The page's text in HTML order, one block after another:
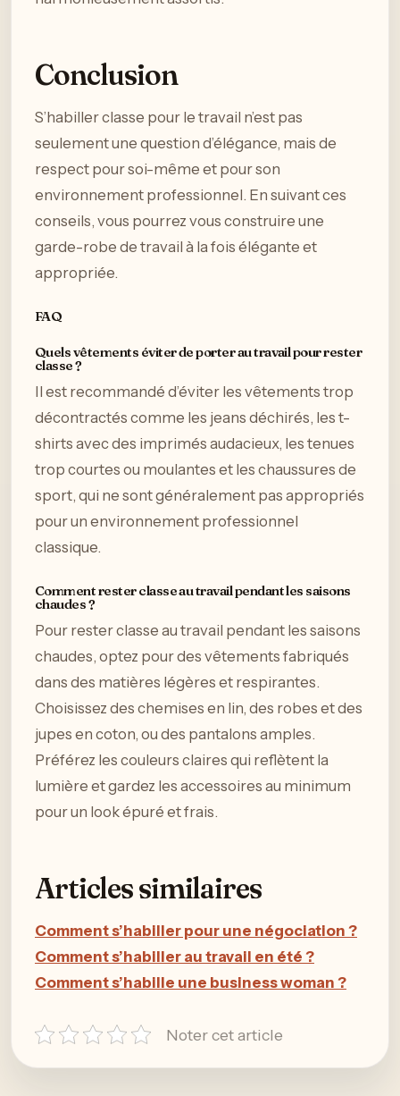
Conclusion
S’habiller classe pour le travail n’est pas
seulement une question d’élégance, mais de
respect pour soi-même et pour son
environnement professionnel. En suivant ces
conseils, vous pourrez vous construire une
garde-robe de travail à la fois élégante et
appropriée.
FAQ
Quels vêtements éviter de porter au travail pour rester
classe ?
Il est recommandé d’éviter les vêtements trop
décontractés comme les jeans déchirés, les t-
shirts avec des imprimés audacieux, les tenues
trop courtes ou moulantes et les chaussures de
sport, qui ne sont généralement pas appropriés
pour un environnement professionnel
classique.
Comment rester classe au travail pendant les saisons
chaudes ?
Pour rester classe au travail pendant les saisons
chaudes, optez pour des vêtements fabriqués
dans des matières légères et respirantes.
Choisissez des chemises en lin, des robes et des
jupes en coton, ou des pantalons amples.
Préférez les couleurs claires qui reflètent la
lumière et gardez les accessoires au minimum
pour un look épuré et frais.
Articles similaires
Comment s’habiller pour une négociation ?
Comment s’habiller au travail en été ?
Comment s’habille une business woman ?
Noter cet article